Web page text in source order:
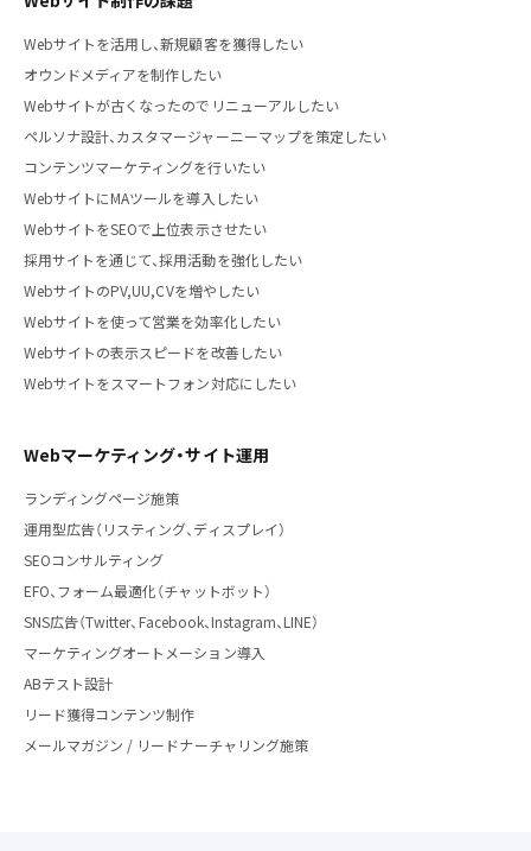
Webサイトを活用し、新規顧客を獲得したい
オウンドメディアを制作したい
Webサイトが古くなったのでリニューアルしたい
ペルソナ設計、カスタマージャーニーマップを策定したい
コンテンツマーケティングを行いたい
WebサイトにMAツールを導入したい
WebサイトをSEOで上位表示させたい
採用サイトを通じて、採用活動を強化したい
WebサイトのPV,UU,CVを増やしたい
Webサイトを使って営業を効率化したい
Webサイトの表示スピードを改善したい
Webサイトをスマートフォン対応にしたい
Webマーケティング・サイト運用
ランディングページ施策
運用型広告（リスティング、ディスプレイ）
SEOコンサルティング
EFO、フォーム最適化（チャットボット）
SNS広告（Twitter、Facebook、Instagram、LINE）
マーケティングオートメーション導入
ABテスト設計
リード獲得コンテンツ制作
メールマガジン / リードナーチャリング施策